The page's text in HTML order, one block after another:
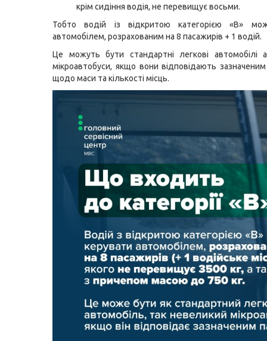
крім сидіння водія, не перевищує восьми.
Тобто водій із відкритою категорією «B»
автомобілем, розрахованим на 8 пасажирів + 1 водій.
Це можуть бути стандартні легкові автомобілі
мікроавтобуси, якщо вони відповідають
щодо маси та кількості місць.